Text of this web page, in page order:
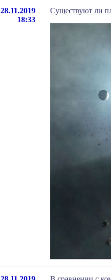
28.11.2019
18:33
Существуют ли